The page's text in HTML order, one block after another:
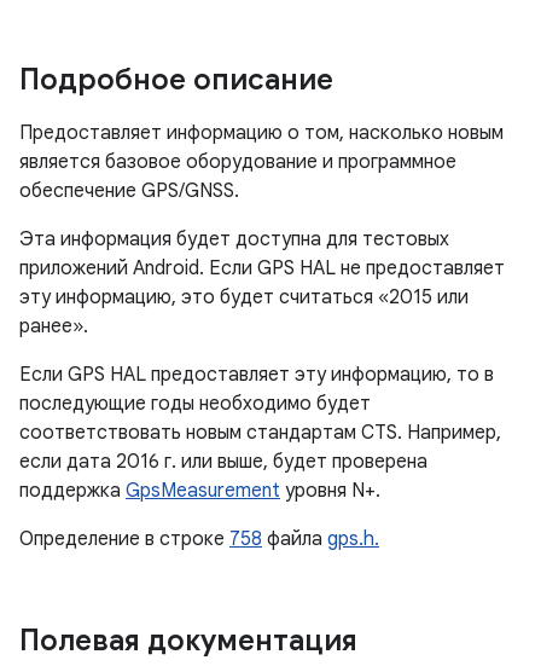
Подробное описание
Предоставляет информацию о том, насколько новым
является базовое оборудование и программное
обеспечение GPS/GNSS.
Эта информация будет доступна для тестовых
приложений Android. Если GPS HAL не предоставляет
эту информацию, это будет считаться «2015 или
ранее».
Если GPS HAL предоставляет эту информацию, то в
последующие годы необходимо будет
соответствовать новым стандартам CTS. Например,
если дата 2016 г. или выше, будет проверена
поддержка GpsMeasurement уровня N+.
Определение в строке 758 файла gps.h.
Полевая документация